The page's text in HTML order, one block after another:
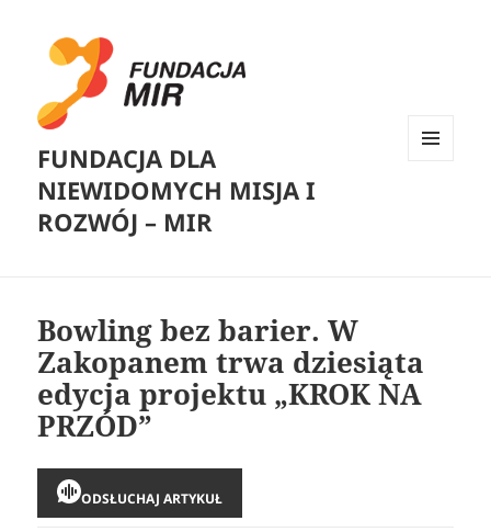
FUNDACJA DLA
NIEWIDOMYCH MISJA I
ROZWÓJ – MIR
Bowling bez barier. W
Zakopanem trwa dziesiąta
edycja projektu „KROK NA
PRZÓD”
ODSŁUCHAJ ARTYKUŁ